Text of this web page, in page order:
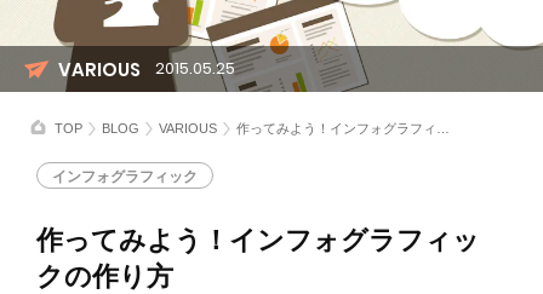
TOP BLOG VARIOUS 作ってみよう！インフォグラフィックの作り方
作ってみよう！インフォグラフィッ
クの作り方
インフォグラフィック
VARIOUS 2015.05.25